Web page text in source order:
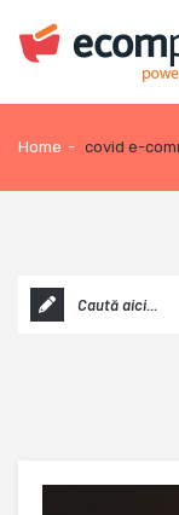
Home - covid e-